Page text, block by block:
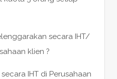
secara IHT/
klien ?
IHT di Perusahaan